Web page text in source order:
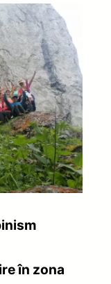
în zona